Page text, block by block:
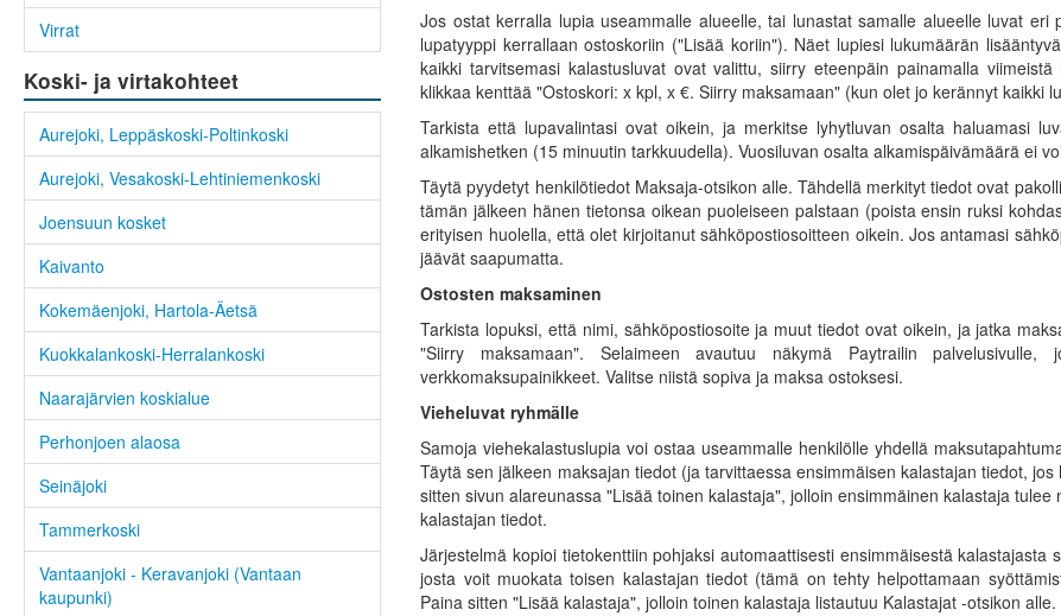
Virrat
Koski- ja virtakohteet
Aurejoki, Leppäskoski-Poltinkoski
Aurejoki, Vesakoski-Lehtiniemenkoski
Joensuun kosket
Kaivanto
Kokemäenjoki, Hartola-Äetsä
Kuokkalankoski-Herralankoski
Naarajärvien koskialue
Perhonjoen alaosa
Seinäjoki
Tammerkoski
Vantaanjoki - Keravanjoki (Vantaan
kaupunki)
Jos ostat kerralla lupia useammalle alueelle, tai lunastat samalle alueelle luvat
lupatyyppi kerrallaan ostoskoriin ("Lisää koriin"). Näet lupiesi lukumäärän
kaikki tarvitsemasi kalastusluvat ovat valittu, siirry eteenpäin painamalla
klikkaa kenttää "Ostoskori: x kpl, x €. Siirry maksamaan" (kun olet jo kerännyt kaikki
Tarkista että lupavalintasi ovat oikein, ja merkitse lyhytluvan osalta haluamasi
alkamishetken (15 minuutin tarkkuudella). Vuosiluvan osalta alkamispäivämäärä ei
Täytä pyydetyt henkilötiedot Maksaja-otsikon alle. Tähdellä merkityt tiedot ovat
tämän jälkeen hänen tietonsa oikean puoleiseen palstaan (poista ensin ruksi
erityisen huolella, että olet kirjoitanut sähköpostiosoitteen oikein. Jos antamasi
jäävät saapumatta.
Ostosten maksaminen
Tarkista lopuksi, että nimi, sähköpostiosoite ja muut tiedot ovat oikein, ja jatka
"Siirry maksamaan". Selaimeen avautuu näkymä Paytrailin palvelusivulle,
verkkomaksupainikkeet. Valitse niistä sopiva ja maksa ostoksesi.
Vieheluvat ryhmälle
Samoja viehekalastuslupia voi ostaa useammalle henkilölle yhdellä
Täytä sen jälkeen maksajan tiedot (ja tarvittaessa ensimmäisen kalastajan tiedot,
sitten sivun alareunassa "Lisää toinen kalastaja", jolloin ensimmäinen kalastaja
kalastajan tiedot.
Järjestelmä kopioi tietokenttiin pohjaksi automaattisesti ensimmäisestä
josta voit muokata toisen kalastajan tiedot (tämä on tehty helpottamaan
Paina sitten "Lisää kalastaja", jolloin toinen kalastaja listautuu Kalastajat -otsikon alle.